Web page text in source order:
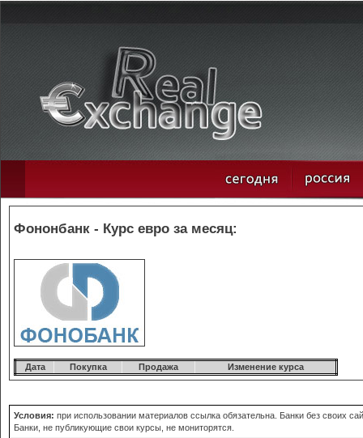
Фононбанк - Курс евро за месяц:
Дата Покупка Продажа Изменение курса
Условия: при использовании материалов ссылка обязательна. Банки без своих
Банки, не публикующие свои курсы, не мониторятся.